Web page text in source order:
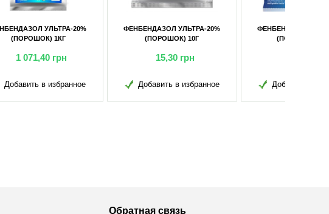
ФЕНБЕНДАЗОЛ УЛЬТРА-20%
(ПОРОШОК) 10Г
Добавить в избранное
ФЕНБЕНДАЗОЛ УЛЬТРА-20%
(ПОРОШОК) 100Г
Добавить в избранное
Обратная связь